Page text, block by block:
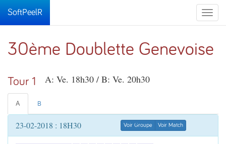
Toggle
SoftPeelR
30ème Doublette Genevoise
Tour 1 A: Ve. 18h30 / B: Ve. 20h30
A B
23-02-2018 : 18H30 Voir Groupe Voir Match